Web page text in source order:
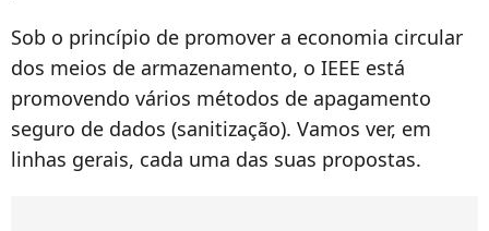
Sob o princípio de promover a economia circular
dos meios de armazenamento, o IEEE está
promovendo vários métodos de apagamento
seguro de dados (sanitização). Vamos ver, em
linhas gerais, cada uma das suas propostas.